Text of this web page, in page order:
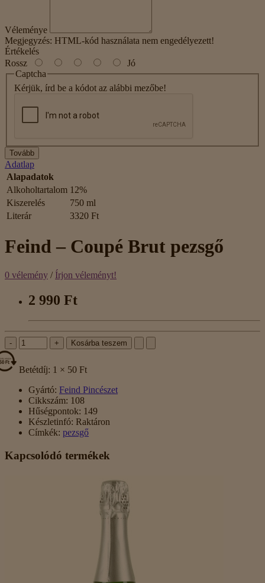
Véleménye
Megjegyzés: HTML-kód használata nem engedélyezett!
Értékelés
Rossz
Jó
Captcha
Kérjük, írd be a kódot az alábbi mezőbe!
Tovább
Adatlap
Alapadatok
Alkoholtartalom 12%
Kiszerelés
750 ml
Literár
3320 Ft
Feind – Coupé Brut pezsgő
0 vélemény / Írjon véleményt!
2 990 Ft
- + Kosárba teszem
Betétdíj: 1 × 50 Ft
Gyártó: Feind Pincészet
Cikkszám: 108
Hűségpontok: 149
Készletinfó: Raktáron
Címkék: pezsgő
Kapcsolódó termékek